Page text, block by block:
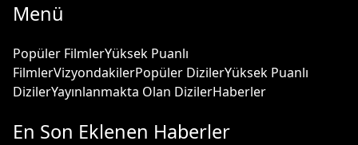
Menü
Popüler FilmlerYüksek Puanlı
FilmlerVizyondakilerPopüler DizilerYüksek Puanlı
DizilerYayınlanmakta Olan DizilerHaberler
En Son Eklenen Haberler